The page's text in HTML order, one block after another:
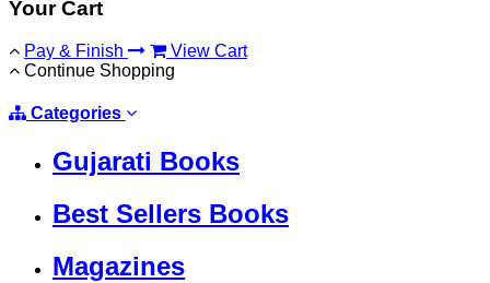
Your Cart
Pay & Finish
View Cart
Continue Shopping
Categories
Gujarati Books
Best Sellers Books
Magazines